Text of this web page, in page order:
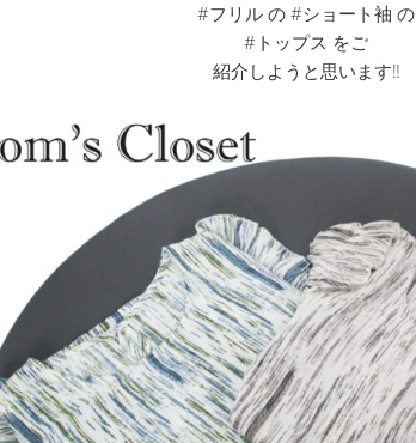
#フリル の #ショート袖 の
#トップス をご
紹介しようと思います‼︎